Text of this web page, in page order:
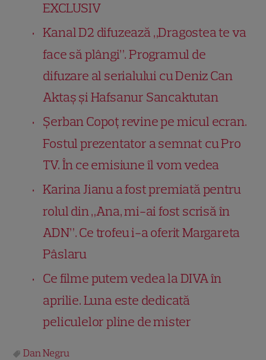
EXCLUSIV
Kanal D2 difuzează „Dragostea te va
face să plângi”. Programul de
difuzare al serialului cu Deniz Can
Aktaș și Hafsanur Sancaktutan
Șerban Copoț revine pe micul ecran.
Fostul prezentator a semnat cu Pro
TV. În ce emisiune îl vom vedea
Karina Jianu a fost premiată pentru
rolul din „Ana, mi-ai fost scrisă în
ADN”. Ce trofeu i-a oferit Margareta
Pâslaru
Ce filme putem vedea la DIVA în
aprilie. Luna este dedicată
peliculelor pline de mister
Dan Negru